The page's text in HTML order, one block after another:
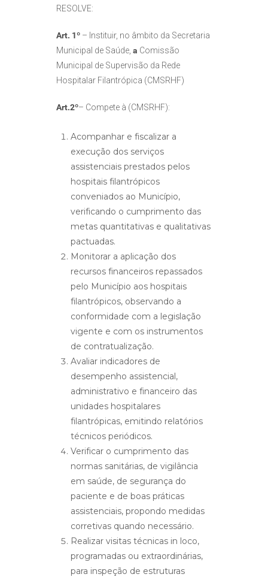
RESOLVE:
Art. 1º – Instituir, no âmbito da Secretaria
Municipal de Saúde, a Comissão
Municipal de Supervisão da Rede
Hospitalar Filantrópica (CMSRHF)
Art.2º– Compete à (CMSRHF):
Acompanhar e fiscalizar a
execução dos serviços
assistenciais prestados pelos
hospitais filantrópicos
conveniados ao Município,
verificando o cumprimento das
metas quantitativas e qualitativas
pactuadas.
Monitorar a aplicação dos
recursos financeiros repassados
pelo Município aos hospitais
filantrópicos, observando a
conformidade com a legislação
vigente e com os instrumentos
de contratualização.
Avaliar indicadores de
desempenho assistencial,
administrativo e financeiro das
unidades hospitalares
filantrópicas, emitindo relatórios
técnicos periódicos.
Verificar o cumprimento das
normas sanitárias, de vigilância
em saúde, de segurança do
paciente e de boas práticas
assistenciais, propondo medidas
corretivas quando necessário.
Realizar visitas técnicas in loco,
programadas ou extraordinárias,
para inspeção de estruturas